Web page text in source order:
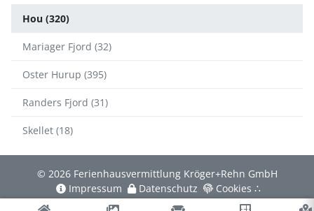
Hou (320)
Mariager Fjord (32)
Oster Hurup (395)
Randers Fjord (31)
Skellet (18)
© 2026 Ferienhausvermittlung Kröger+Rehn GmbH
Impressum
Datenschutz Cookies ∴